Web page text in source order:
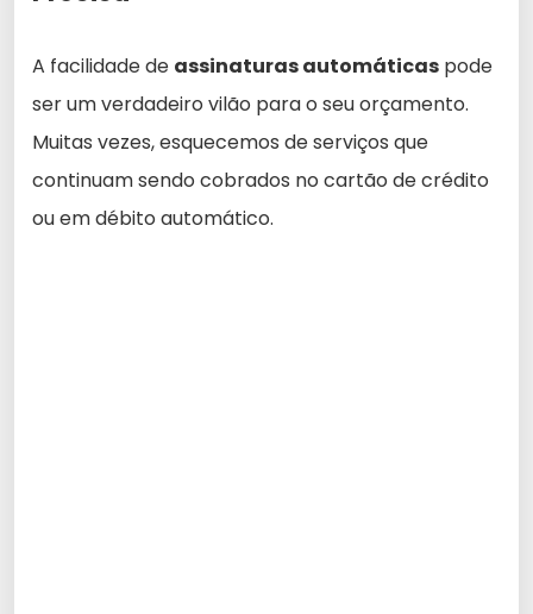
A facilidade de assinaturas automáticas pode
ser um verdadeiro vilão para o seu orçamento.
Muitas vezes, esquecemos de serviços que
continuam sendo cobrados no cartão de crédito
ou em débito automático.